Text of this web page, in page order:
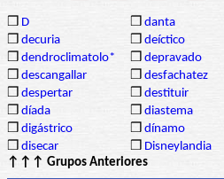
❒ D ❒ danta
❒ decuria ❒ deíctico
❒ dendroclimatolo* ❒ depravado
❒ descangallar ❒ desfachatez
❒ despertar ❒ destituir
❒ díada ❒ diastema
❒ digástrico ❒ dínamo
❒ disecar ❒ Disneylandia
↑↑↑ Grupos Anteriores